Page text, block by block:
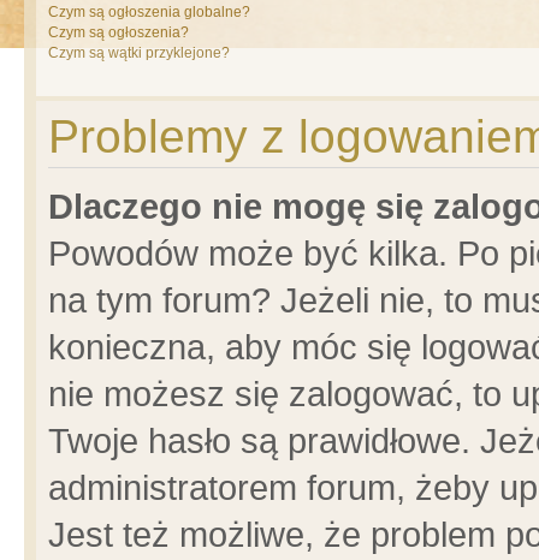
Czym są ogłoszenia globalne?
Czym są ogłoszenia?
Czym są wątki przyklejone?
Problemy z
Dlaczego nie mogę się
Powodów może być kilka. Po
na tym forum? Jeżeli nie, to
konieczna, aby móc się
nie możesz się zalogować, to
Twoje hasło są prawidłowe.
administratorem forum, żeby
Jest też możliwe, że problem